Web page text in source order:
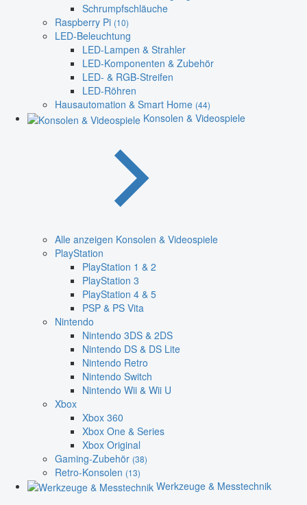
Schrumpfschläuche
Raspberry Pi (10)
LED-Beleuchtung
LED-Lampen & Strahler
LED-Komponenten & Zubehör
LED- & RGB-Streifen
LED-Röhren
Hausautomation & Smart Home (44)
Konsolen & Videospiele
Alle anzeigen Konsolen & Videospiele
PlayStation
PlayStation 1 & 2
PlayStation 3
PlayStation 4 & 5
PSP & PS Vita
Nintendo
Nintendo 3DS & 2DS
Nintendo DS & DS Lite
Nintendo Retro
Nintendo Switch
Nintendo Wii & Wii U
Xbox
Xbox 360
Xbox One & Series
Xbox Original
Gaming-Zubehör (38)
Retro-Konsolen (13)
Werkzeuge & Messtechnik